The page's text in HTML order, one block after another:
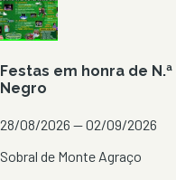
Festas em honra de
Negro
28/08/2026 — 02/09/2026
Sobral de Monte Agraço